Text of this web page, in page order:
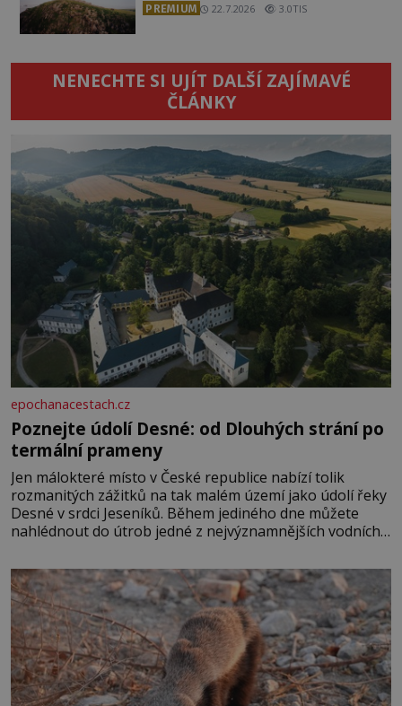
PREMIUM 22.7.2026 3.0TIS
NENECHTE SI UJÍT DALŠÍ ZAJÍMAVÉ
ČLÁNKY
epochanacestach.cz
Poznejte údolí Desné: od Dlouhých strání po
termální prameny
Jen málokteré místo v České republice nabízí tolik
rozmanitých zážitků na tak malém území jako údolí řeky
Desné v srdci Jeseníků. Během jediného dne můžete
nahlédnout do útrob jedné z nejvýznamnějších vodních
se na koloběžce a den zakončit poznáváním památek ve
Velkých Losinách nebo v termálním